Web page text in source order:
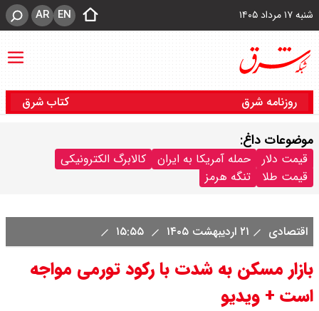
شنبه ۱۷ مرداد ۱۴۰۵ EN
AR
روزنامه شرق کتاب شرق
موضوعات داغ:
قیمت دلار حمله آمریکا به ایران
کالابرگ الکترونیکی
قیمت طلا
تنگه هرمز
اقتصادی ۲۱ اردیبهشت ۱۴۰۵
بازار مسکن به شدت با رکود تورمی مواجه
است + ویدیو